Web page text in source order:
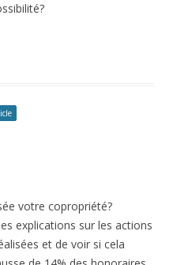
votre copropriété?
explications sur les actions
et de voir si cela